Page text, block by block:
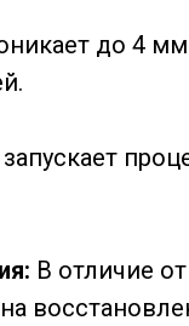
до 4
В отличие